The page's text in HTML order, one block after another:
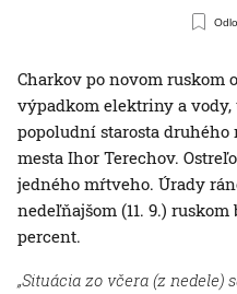
Charkov po novom ruskom
výpadkom elektriny a vody,
popoludní starosta
mesta Ihor Terechov.
jedného mŕtveho. Úrady
nedeľňajšom (11. 9.)
percent.
„Situácia zo včera (z nedele)